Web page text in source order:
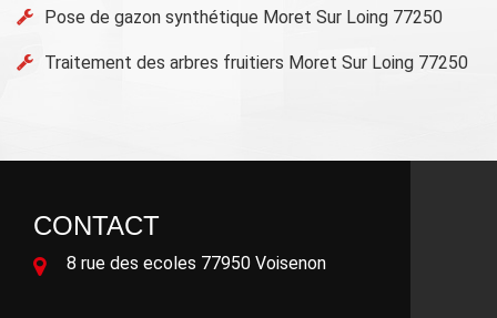
Pose de gazon synthétique Moret Sur Loing 77250
Traitement des arbres fruitiers Moret Sur Loing 77250
CONTACT
8 rue des ecoles 77950 Voisenon